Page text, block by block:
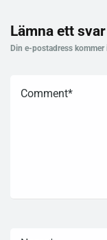
Lämna ett svar
Din e-postadress